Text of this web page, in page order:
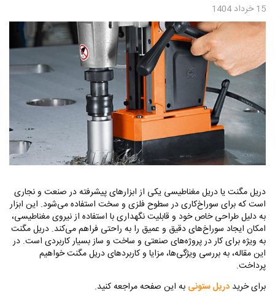
15 خرداد 1404
دریل مگنت یا دریل مغناطیسی یکی از ابزارهای پیشرفته در صنعت و نجاری
است که برای سوراخ‌کاری در سطوح فلزی و سخت استفاده می‌شود. این ابزار
به دلیل طراحی خاص خود و قابلیت نگهداری با استفاده از نیروی مغناطیسی،
امکان ایجاد سوراخ‌های دقیق و عمیق را به راحتی فراهم می‌کند. دریل مگنت
به ویژه برای کار در پروژه‌های صنعتی و ساخت و ساز بسیار کاربردی است. در
این مقاله، به بررسی ویژگی‌ها، مزایا و کاربردهای دریل مگنت خواهیم
پرداخت.
برای خرید دریل ستونی به این صفحه مراجعه کنید.